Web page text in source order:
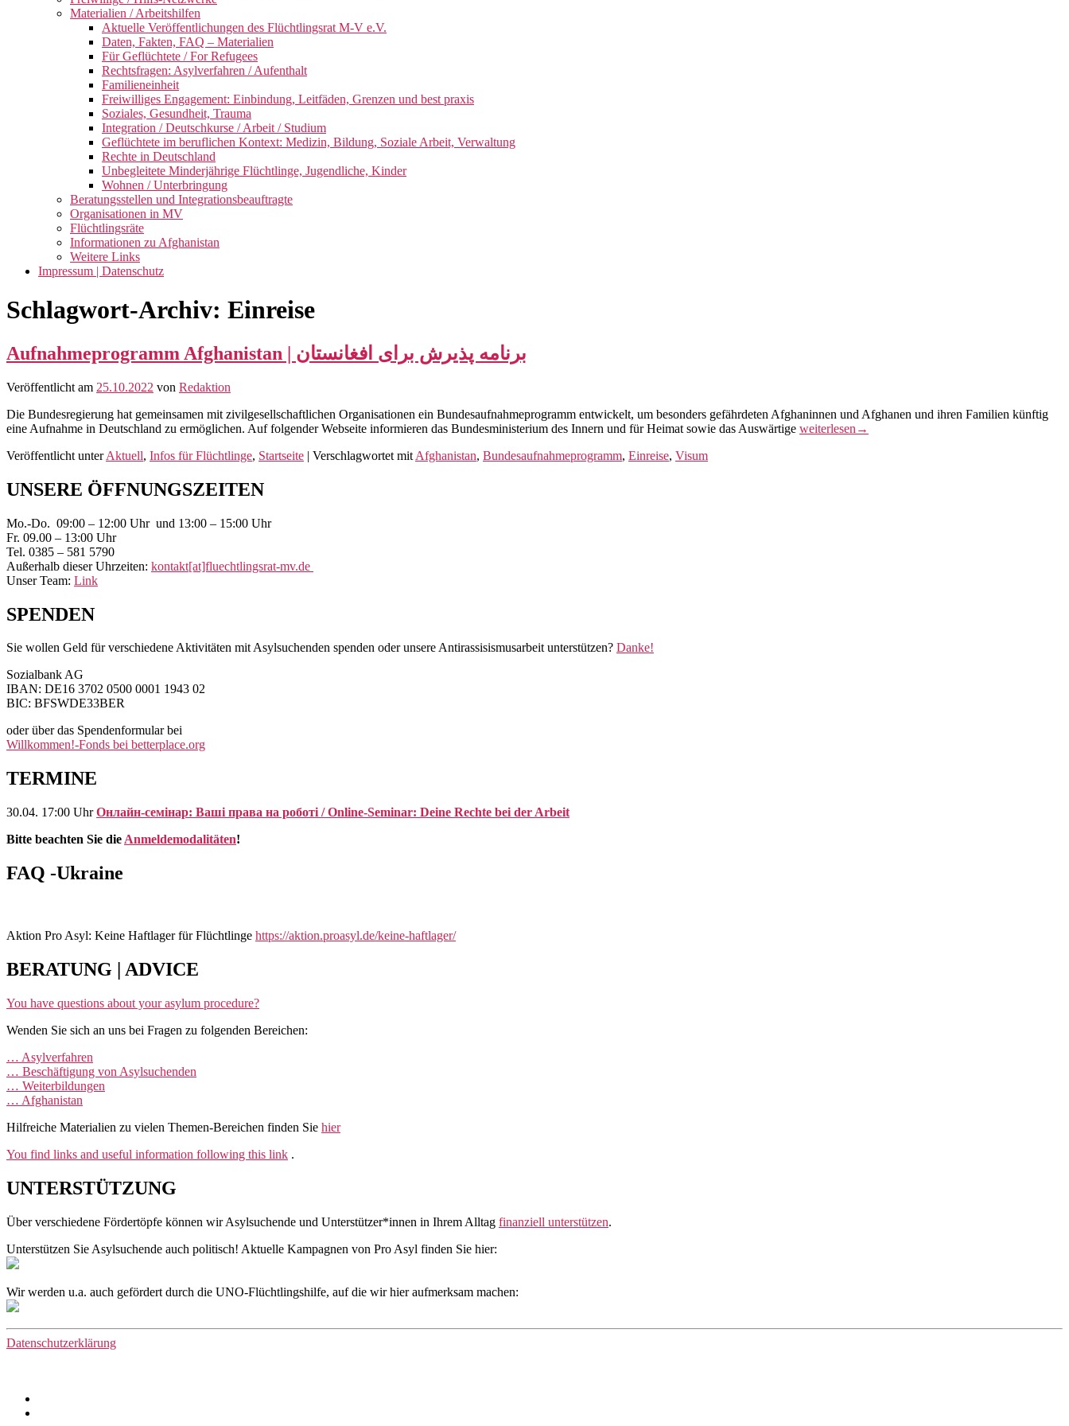
Materialien / Arbeitshilfen
Aktuelle Veröffentlichungen des Flüchtlingsrat M-V e.V.
Daten, Fakten, FAQ – Materialien
Für Geflüchtete / For Refugees
Rechtsfragen: Asylverfahren / Aufenthalt
Familieneinheit
Freiwilliges Engagement: Einbindung, Leitfäden, Grenzen und best praxis
Soziales, Gesundheit, Trauma
Integration / Deutschkurse / Arbeit / Studium
Geflüchtete im beruflichen Kontext: Medizin, Bildung, Soziale Arbeit, Verwaltung
Rechte in Deutschland
Unbegleitete Minderjährige Flüchtlinge, Jugendliche, Kinder
Wohnen / Unterbringung
Beratungsstellen und Integrationsbeauftragte
Organisationen in MV
Flüchtlingsräte
Informationen zu Afghanistan
Weitere Links
Impressum | Datenschutz
Schlagwort-Archiv: Einreise
Aufnahmeprogramm Afghanistan | برنامه پذیرش برای افغانستان
Veröffentlicht am 25.10.2022 von Redaktion
Die Bundesregierung hat gemeinsamen mit zivilgesellschaftlichen Organisationen ein Bundesaufnahmeprogramm entwickelt, um besonders gefährdeten Afghaninnen und Afghanen und ihren Familien künftig
eine Aufnahme in Deutschland zu ermöglichen. Auf folgender Webseite informieren das Bundesministerium des Innern und für Heimat sowie das Auswärtige Aufnahmeprogramm
weiterlesen →
Veröffentlicht unter Aktuell, Infos für Flüchtlinge, Startseite | Verschlagwortet mit Afghanistan, Bundesaufnahmeprogramm, Einreise, Visum
Primärer
Widgetbereich
UNSERE ÖFFNUNGSZEITEN
Mo.-Do. 09:00 – 12:00 Uhr und 13:00 – 15:00 Uhr
Fr. 09.00 – 13:00 Uhr
Tel. 0385 – 581 5790
Außerhalb dieser Uhrzeiten: kontakt[at]fluechtlingsrat-mv.de
Unser Team: Link
SPENDEN
Sie wollen Geld für verschiedene Aktivitäten mit Asylsuchenden spenden oder unsere Antirassisismusarbeit unterstützen? Danke!
Sozialbank AG
IBAN: DE16 3702 0500 0001 1943 02
BIC: BFSWDE33BER
oder über das Spendenformular bei
Willkommen!-Fonds bei betterplace.org
TERMINE
30.04. 17:00 UhrОнлайн-семінар: Ваші права на роботі / Online-Seminar: Deine Rechte bei der Arbeit
Bitte beachten Sie die Anmeldemodalitäten!
FAQ -Ukraine
Aktion Pro Asyl: Keine Haftlager für Flüchtlinge https://aktion.proasyl.de/keine-haftlager/
BERATUNG | ADVICE
You have questions about your asylum procedure?
Wenden Sie sich an uns bei Fragen zu folgenden Bereichen:
… Asylverfahren
… Beschäftigung von Asylsuchenden
… Weiterbildungen
… Afghanistan
Hilfreiche Materialien zu vielen Themen-Bereichen finden Sie hier
You find links and useful information following this link .
UNTERSTÜTZUNG
Über verschiedene Fördertöpfe können wir Asylsuchende und Unterstützer*innen in Ihrem Alltag finanziell unterstützen.
Unterstützen Sie Asylsuchende auch politisch! Aktuelle Kampagnen von Pro Asyl finden Sie hier:
Wir werden u.a. auch gefördert durch die UNO-Flüchtlingshilfe, auf die wir hier aufmerksam machen:
Datenschutzerklärung